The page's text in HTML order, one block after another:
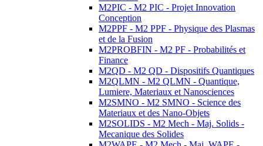
M2PIC - M2 PIC - Projet Innovation
Conception
M2PPF - M2 PPF - Physique des Plasmas
et de la Fusion
M2PROBFIN - M2 PF - Probabilités et
Finance
M2QD - M2 QD - Dispositifs Quantiques
M2QLMN - M2 QLMN - Quantique,
Lumiere, Materiaux et Nanosciences
M2SMNO - M2 SMNO - Science des
Materiaux et des Nano-Objets
M2SOLIDS - M2 Mech - Maj. Solids -
Mecanique des Solides